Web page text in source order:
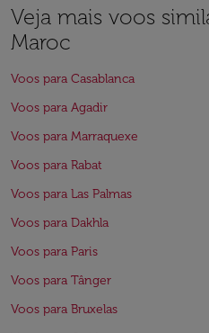
Veja mais voos
Maroc
Voos para Casablanca
Voos para Agadir
Voos para Marraquexe
Voos para Rabat
Voos para Las Palmas
Voos para Dakhla
Voos para Paris
Voos para Tânger
Voos para Bruxelas